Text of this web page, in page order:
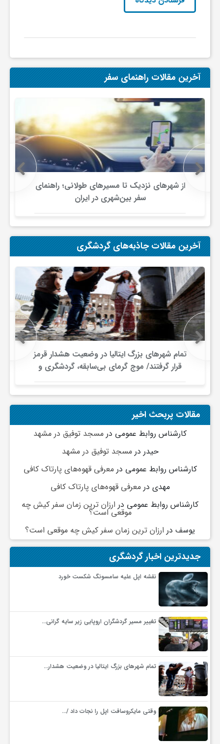
آخرین مقالات راهنمای سفر
از شهرهای نزدیک تا مسیرهای طولانی؛ راهنمای
سفر بین‌شهری در ایران
آخرین مقالات جاذبه‌های گردشگری
تمام شهرهای بزرگ ایتالیا در وضعیت هشدار قرمز
قرار گرفتند/ موج گرمای بی‌سابقه، گردشگری و
زیرساخت‌های اروپا را تحت فشار قرار داد
مقالات پربحث اخیر
کارشناس روابط عمومی در مسجد توفیق در مشهد
حیدر درمسجد توفیق در مشهد
کارشناس روابط عمومی درمعرفی قهوه‌های پارتاک کافی
مهدی درمعرفی قهوه‌های پارتاک کافی
کارشناس روابط عمومی در ارزان ترین زمان سفر کیش چه
موقعی است؟
یوسف در ارزان ترین زمان سفر کیش چه موقعی است؟
جدیدترین اخبار گردشگری
نقشه اپل علیه سامسونگ شکست خورد
تغییر مسیر گردشگران اروپایی زیر سایه گرانی…
تمام شهرهای بزرگ ایتالیا در وضعیت هشدار…
وقتی مایکروسافت اپل را نجات داد /…